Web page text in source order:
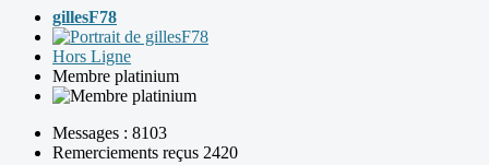
gillesF78
Hors Ligne
Membre platinium
Messages : 8103
Remerciements reçus 2420